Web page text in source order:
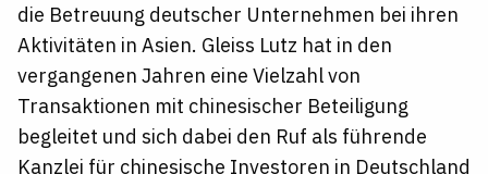
die Betreuung deutscher Unternehmen bei ihren
Aktivitäten in Asien. Gleiss Lutz hat in den
vergangenen Jahren eine Vielzahl von
Transaktionen mit chinesischer Beteiligung
begleitet und sich dabei den Ruf als führende
Kanzlei für chinesische Investoren in Deutschland